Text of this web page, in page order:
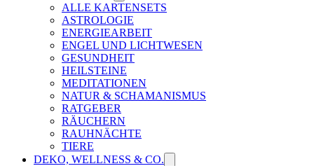
ALLE KARTENSETS
ASTROLOGIE
ENERGIEARBEIT
ENGEL UND LICHTWESEN
GESUNDHEIT
HEILSTEINE
MEDITATIONEN
NATUR & SCHAMANISMUS
RATGEBER
RÄUCHERN
RAUHNÄCHTE
TIERE
DEKO, WELLNESS & CO.